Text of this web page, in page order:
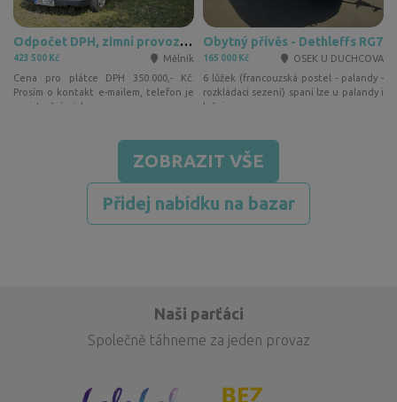
Odpočet DPH, zimní provoz, jízda i spaní 6 osob, fotovoltaika, M1 osobní, STK 2/2028
423 500 Kč
Mělník
Cena pro plátce DPH 350.000,- Kč.
Prosím o kontakt e-mailem, telefon je
registrační, rád…
Obytný přívěs - Dethleffs RG7
165 000 Kč
OSEK U DUCHCOVA
6 lůžek (francouzská postel - palandy -
rozkládací sezení) spaní lze u palandy i
ložnice…
ZOBRAZIT VŠE
Přidej nabídku na bazar
Naši parťáci
Společně táhneme za jeden provaz